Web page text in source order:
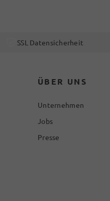
SSL Datensicherheit
ÜBER UNS
Unternehmen
Jobs
Presse